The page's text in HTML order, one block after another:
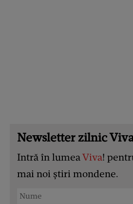
Newsletter zilnic
Intră în lumeaViva!
mai noi știri mondene.